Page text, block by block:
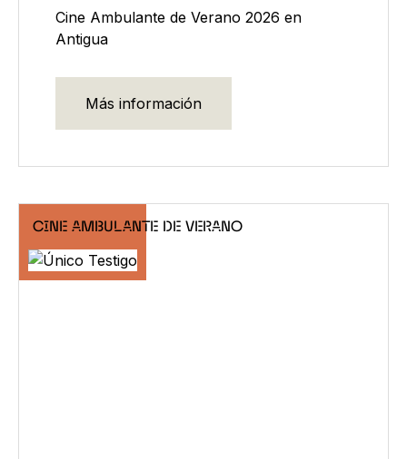
Cine Ambulante de Verano 2026 en
Antigua
Más información
CINE AMBULANTE DE VERANO